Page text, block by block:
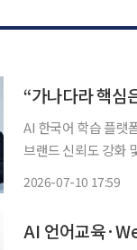
AI 한국어 학습 플랫
브랜드 신뢰도 강화
2026-07-10 17:59
AI 언어교육